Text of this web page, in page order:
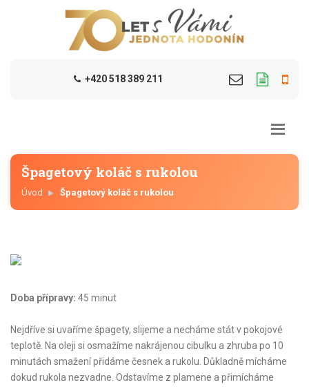
+420 518 389 211
Špagetový koláč s rukolou
Úvod Špagetový koláč s rukolou
Doba přípravy: 45 minut
Nejdříve si uvaříme špagety, slijeme a necháme stát v pokojové
teplotě. Na oleji si osmažíme nakrájenou cibulku a zhruba po 10
minutách smažení přidáme česnek a rukolu. Důkladně mícháme
dokud rukola nezvadne. Odstavíme z plamene a přimícháme